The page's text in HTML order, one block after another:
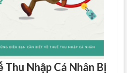
Thu Nhập Cá Nhân Bị